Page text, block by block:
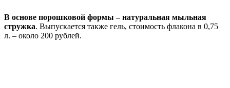
В основе порошковой формы – натуральная мыльная
стружка. Выпускается также гель, стоимость флакона в 0,75
л. – около 200 рублей.